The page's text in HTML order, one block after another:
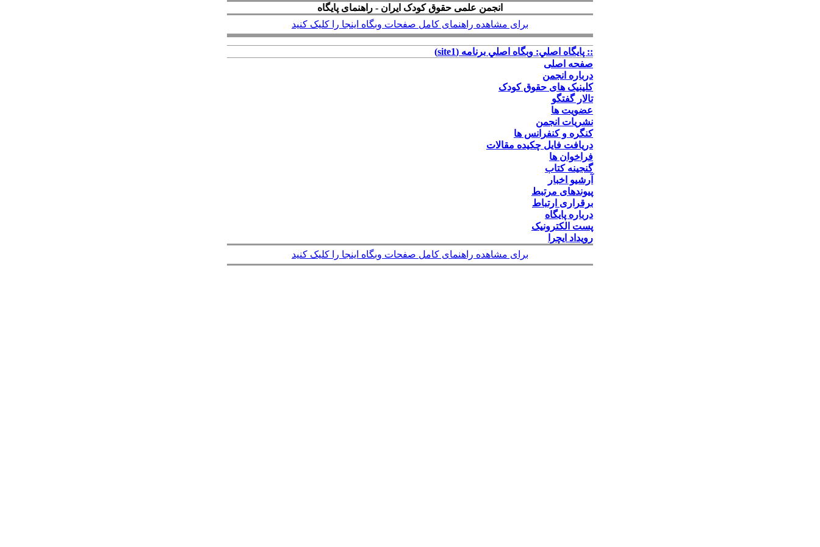
انجمن علمی حقوق کودک ایران - راهنمای پایگاه
برای مشاهده راهنمای کامل صفحات وبگاه اینجا را کلیک کنید
:: پايگاه اصلي: وبگاه اصلي برنامه (site1)
صفحه اصلی
درباره انجمن
کلینیک های حقوق کودک
تالار گفتگو
عضویت ها
نشریات انجمن
کنگره و کنفرانس ها
دریافت فایل چکیده مقالات
فراخوان ها
گنجینه کتاب
آرشیو اخبار
پیوندهای مرتبط
برقراری ارتباط
درباره پایگاه
پست الکترونیک
رویداد ایچرا
برای مشاهده راهنمای کامل صفحات وبگاه اینجا را کلیک کنید